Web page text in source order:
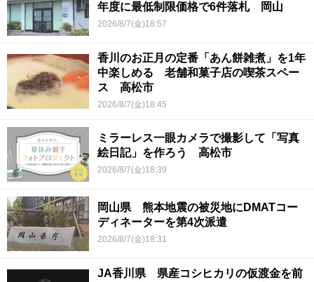
年度に最低制限価格で6件落札 岡山
2026/8/7(金)18:57
香川のお正月の定番「あん餅雑煮」を1年
中楽しめる 老舗和菓子店の喫茶スペー
ス 高松市
2026/8/7(金)18:45
ミラーレス一眼カメラで撮影して「写真
絵日記」を作ろう 高松市
2026/8/7(金)18:39
岡山県 熊本地震の被災地にDMATコー
ディネーターを第4次派遣
2026/8/7(金)18:31
JA香川県 県産コシヒカリの仮渡金を前